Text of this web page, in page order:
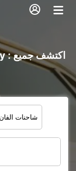
شاحنات